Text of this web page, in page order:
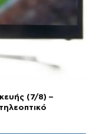
(7/8) –